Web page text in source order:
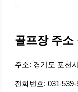
골프장 주소
주소: 경기도 포천
전화번호: 031-539-